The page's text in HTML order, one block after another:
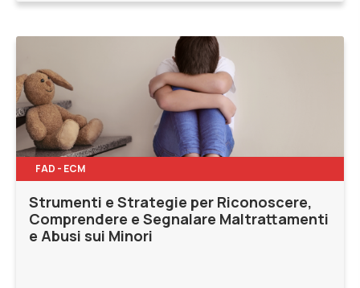
FAD - ECM
Strumenti e Strategie per Riconoscere,
Comprendere e Segnalare Maltrattamenti
e Abusi sui Minori